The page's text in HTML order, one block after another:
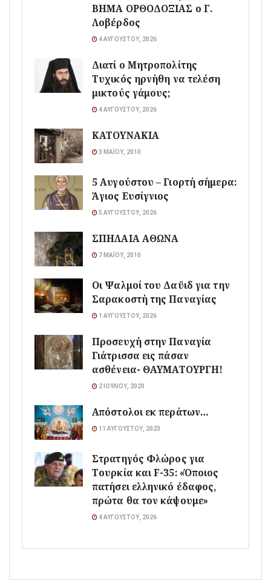
ΒΗΜΑ ΟΡΘΟΔΟΞΙΑΣ ο Γ.
Λοβέρδος
4 ΑΥΓΟΎΣΤΟΥ, 2026
Διατί ο Μητροπολίτης
Τυχικός ηρνήθη να τελέση
μικτούς γάμους;
4 ΑΥΓΟΎΣΤΟΥ, 2026
ΚΑΤΟΥΝΑΚΙΑ
3 ΜΑΪ́ΟΥ, 2010
5 Αυγούστου – Γιορτή σήμερα:
Άγιος Ευσίγνιος
5 ΑΥΓΟΎΣΤΟΥ, 2026
ΣΠΗΛΑΙΑ ΑΘΩΝΑ
7 ΜΑΪ́ΟΥ, 2010
Οι Ψαλμοί του Δαϋιδ για την
Σαρακοστή της Παναγίας
1 ΑΥΓΟΎΣΤΟΥ, 2026
Προσευχή στην Παναγία
Γιάτρισσα εις πάσαν
ασθένεια- ΘΑΥΜΑΤΟΥΡΓΗ!
2 ΙΟΥΛΊΟΥ, 2020
Απόστολοι εκ περάτων…
11 ΑΥΓΟΎΣΤΟΥ, 2023
Στρατηγός Φλώρος για
Τουρκία και F-35: «Όποιος
πατήσει ελληνικό έδαφος,
πρώτα θα τον κάψουμε»
4 ΑΥΓΟΎΣΤΟΥ, 2026